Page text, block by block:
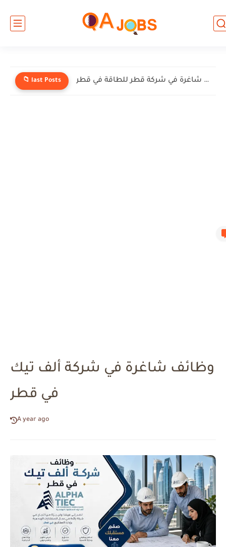
📁 last Posts وظائف شاغرة في شركة إنيرميك (EnerMech) في قطر
وظائف شاغرة في شركة ألف تيك
في قطر
A year ago